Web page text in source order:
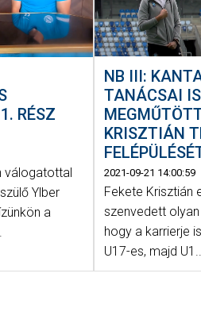
RÉSZ
válogatottal
Ylber
a
NB III:
TANÁCSAI
KRISZTIÁN
2021-09-21 14:00:59
Fekete Krisztián
szenvedett
hogy a karrierje
U17-es, majd